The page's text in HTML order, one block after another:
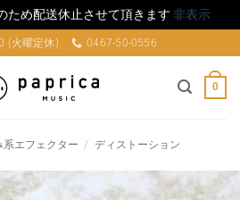
ため配送休止させて頂きます 非表示
(火曜定休) 0467-50-0556
0
系エフェクター / ディストーション